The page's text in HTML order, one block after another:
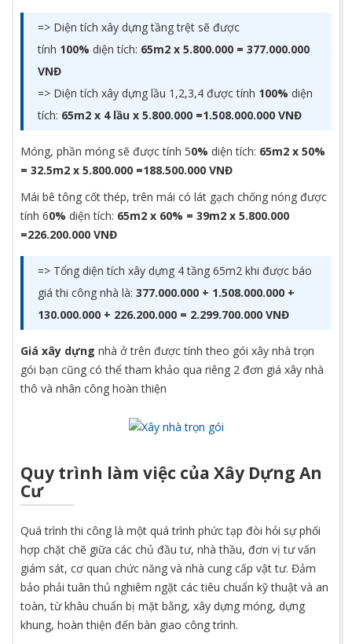
=> Diện tích xây dựng tầng trệt sẽ được
tính 100% diện tích: 65m2 x 5.800.000 = 377.000.000
VNĐ
=> Diện tích xây dựng lầu 1,2,3,4 được tính 100% diện
tích: 65m2 x 4 lầu x 5.800.000 =1.508.000.000 VNĐ
Móng, phần móng sẽ được tính 50% diện tích: 65m2 x 50%
= 32.5m2 x 5.800.000 =188.500.000 VNĐ
Mái bê tông cốt thép, trên mái có lát gạch chống nóng được
tính 60% diện tích: 65m2 x 60% = 39m2 x 5.800.000
=226.200.000 VNĐ
=> Tổng diện tích xây dựng 4 tầng 65m2 khi được báo
giá thi công nhà là: 377.000.000 + 1.508.000.000 +
130.000.000 + 226.200.000 = 2.299.700.000 VNĐ
Giá xây dựng nhà ở trên được tính theo gói xây nhà trọn
gói bạn cũng có thể tham khảo qua riêng 2 đơn giá xây nhà
thô và nhân công hoàn thiện
Quy trình làm việc của Xây Dựng An
Cư
Quá trình thi công là một quá trình phức tạp đòi hỏi sự phối
hợp chặt chẽ giữa các chủ đầu tư, nhà thầu, đơn vị tư vấn
giám sát, cơ quan chức năng và nhà cung cấp vật tư. Đảm
bảo phải tuân thủ nghiêm ngặt các tiêu chuẩn kỹ thuật và an
toàn, từ khâu chuẩn bị mặt bằng, xây dựng móng, dựng
khung, hoàn thiện đến bàn giao công trình.